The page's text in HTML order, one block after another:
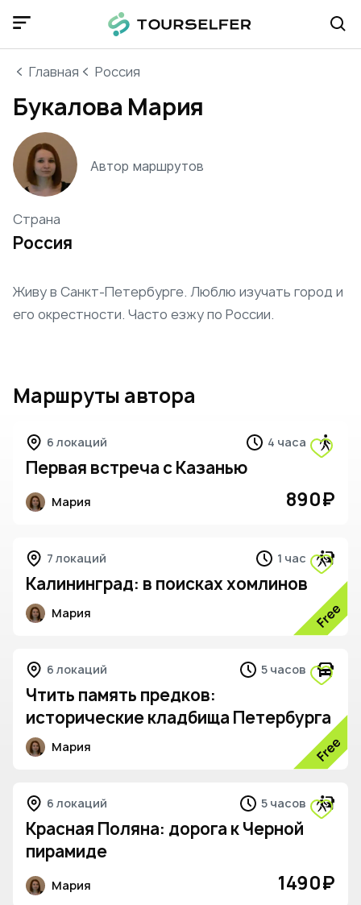
Главная Россия
Букалова Мария
Автор маршрутов
Страна
Россия
Живу в Санкт-Петербурге. Люблю изучать город и
его окрестности. Часто езжу по России.
Маршруты автора
6 локаций 4 часа
Первая встреча с Казанью
Мария 890₽
7 локаций 1 час
Калининград: в поисках хомлинов
Мария
6 локаций 5 часов
Чтить память предков:
исторические кладбища Петербурга
Мария
6 локаций 5 часов
Красная Поляна: дорога к Черной
пирамиде
Мария 1490₽